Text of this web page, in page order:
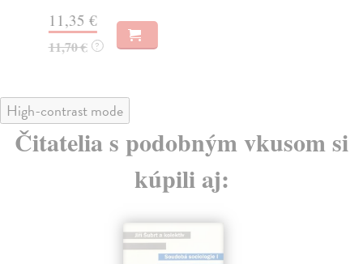
11,35 €
11,70 € ?
High-contrast mode
Čitatelia s podobným vkusom si
kúpili aj: